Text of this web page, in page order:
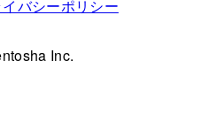
バシーポリシー
Inc.